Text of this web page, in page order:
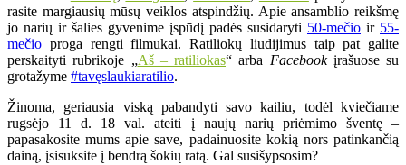
rasite margiausių mūsų veiklos atspindžių. Apie ansamblio reikšmę
jo narių ir šalies gyvenime įspūdį padės susidaryti 50-mečio ir 55-
mečio proga rengti filmukai. Ratiliokų liudijimus taip pat galite
perskaityti rubrikoje „Aš – ratiliokas“ arba Facebookįrašuose su
grotažyme #tavęslaukiaratilio.
Žinoma, geriausia viską pabandyti savo kailiu, todėl kviečiame
rugsėjo 11 d. 18 val. ateiti į naujų narių priėmimo šventę –
papasakosite mums apie save, padainuosite kokią nors patinkančią
dainą, įsisuksite į bendrą šokių ratą. Gal susišypsosim?